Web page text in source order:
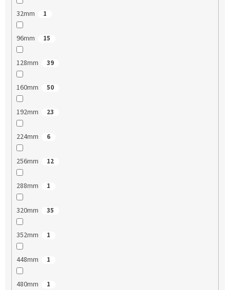
32mm 1
96mm 15
128mm 39
160mm 50
192mm 23
224mm 6
256mm 12
288mm 1
320mm 35
352mm 1
448mm 1
480mm 1